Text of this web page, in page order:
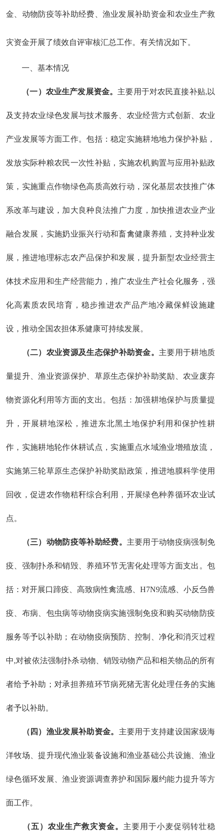
金、动物防疫等补助经费、渔业发展补助资金和农业生产救
灾资金开展了绩效自评审核汇总工作。有关情况如下。
一、 基本情况
（一） 农业生产发展资金。 主要用于对农民直接补贴, 以
及支持农业绿色发展与技术服务、农业经营方式创新、农业
产业发展等方面工作。包括：稳定实施耕地地力保护补贴，
发放实际种粮农民一次性补贴， 实施农机购置与应用补贴政
策，实施重点作物绿色高质高效行动，深化基层农技推广体
系改革与建设 ， 加大良种良法推广力度 ，加快推进农业产业
融合发展，实施奶业振兴行动和畜禽健康养殖， 支持种业发
展，推进地理标志农产品保护和发展，提升新型农业经营主
体技术应用和生产经营能力 ，推广农业生产社会化服务，强
化高素质农民培育，稳步推进农产品产地冷藏保鲜设施建
设，推动全国农担体系健康可持续发展。
（二） 农业资源及生态保护补助资金。 主要用于耕地质
量提升、渔业资源保护、草原生态保护补助奖励、农业废弃
物资源化利用等方面的支出。包括：加强耕地保护与质量提
升， 开展耕地深松， 推进东北黑土地保护利用和保护性耕
作， 实施耕地轮作休耕试点 ，实施重点水域渔业增殖放流，
实施第三轮草原生态保护补助奖励政策， 推进地膜科学使用
回收 ， 促进农作物秸秆综合利用，开展绿色种养循环农业试
点。
（三） 动物防疫等补助经费。 主要用于动物疫病强制免
疫、强制扑杀和销毁、养殖环节无害化处理等方面支出。包
括：对开展口蹄疫、高致病性禽流感 、H7N9流感、小反刍兽
疫、布病、包虫病等动物疫病实施强制免疫和购买动物防疫
服务等予以补助；在动物疫病预防、控制 、净化和消灭过程
中,对被依法强制扑杀动物 、销毁动物产品和相关物品的所有
者给予补助；对承担养殖环节病死猪无害化处理任务的实施
者予以补助。
（四） 渔业发展补助资金。 主要用于支持建设国家级海
洋牧场、提升现代渔业装备设施和渔业基础公共设施、渔业
绿色循环发展、渔业资源调查养护和国际履约能力提升等方
面工作。
（五） 农业生产救灾资金。 主要用于小麦促弱转壮稳